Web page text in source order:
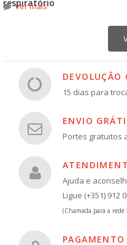
respiratório
ver mais
DEVOLUÇÃO
15 dias para
ENVIO
Portes gratuitos
Ajuda e
Ligue (+351) 912
(Chamada para a